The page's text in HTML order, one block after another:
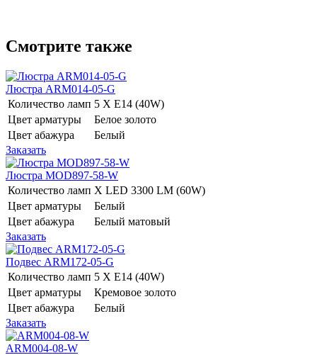
Смотрите также
Люстра ARM014-05-G
Количество ламп 5 Х E14 (40W)
Цвет арматуры
Белое золото
Цвет абажура
Белый
Заказать
Люстра MOD897-58-W
Количество ламп Х LED 3300 LM (60W)
Цвет арматуры
Белый
Цвет абажура
Белый матовый
Заказать
Подвес ARM172-05-G
Количество ламп 5 Х E14 (40W)
Цвет арматуры
Кремовое золото
Цвет абажура
Белый
Заказать
ARM004-08-W